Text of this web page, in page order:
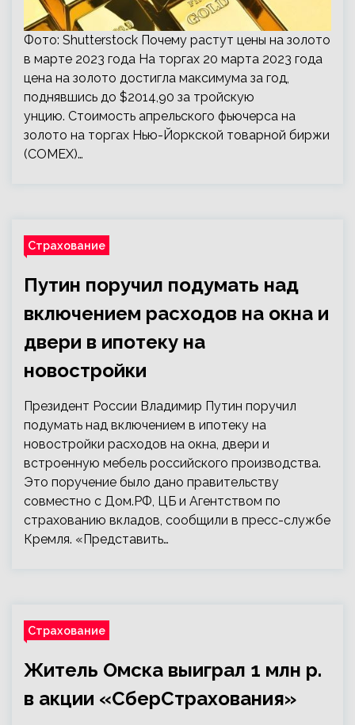
Фото: Shutterstock Почему растут цены на золото
в марте 2023 года На торгах 20 марта 2023 года
цена на золото достигла максимума за год,
поднявшись до $2014,90 за тройскую
унцию. Стоимость апрельского фьючерса на
золото на торгах Нью-Йоркской товарной биржи
(COMEX)…
Страхование
Путин поручил подумать над
включением расходов на окна и
двери в ипотеку на
новостройки
Президент России Владимир Путин поручил
подумать над включением в ипотеку на
новостройки расходов на окна, двери и
встроенную мебель российского производства.
Это поручение было дано правительству
совместно с Дом.РФ, ЦБ и Агентством по
страхованию вкладов, сообщили в пресс-службе
Кремля. «Представить…
Страхование
Житель Омска выиграл 1 млн р.
в акции «СберСтрахования»